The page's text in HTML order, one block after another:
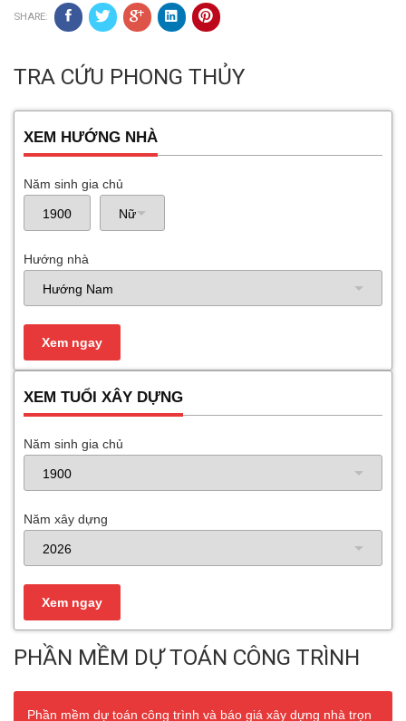
SHARE:
TRA CỨU PHONG THỦY
XEM HƯỚNG NHÀ
Năm sinh gia chủ
Hướng nhà
XEM TUỔI XÂY DỰNG
Năm sinh gia chủ
Năm xây dựng
PHẦN MỀM DỰ TOÁN CÔNG TRÌNH
Phần mềm dự toán công trình và báo giá xây dựng nhà trọn